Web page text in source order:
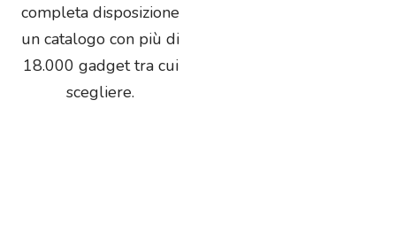
completa disposizione
un catalogo con più di
18.000 gadget tra cui
scegliere.